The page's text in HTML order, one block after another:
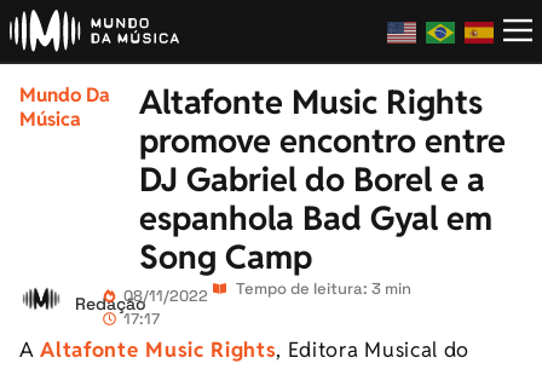
Mundo Da
Música
Altafonte Music Rights
promove encontro entre
DJ Gabriel do Borel e a
espanhola Bad Gyal em
Song Camp
Redação08/11/2022
17:17
Tempo de leitura: 3 min
AAltafonte Music Rights, Editora Musical do